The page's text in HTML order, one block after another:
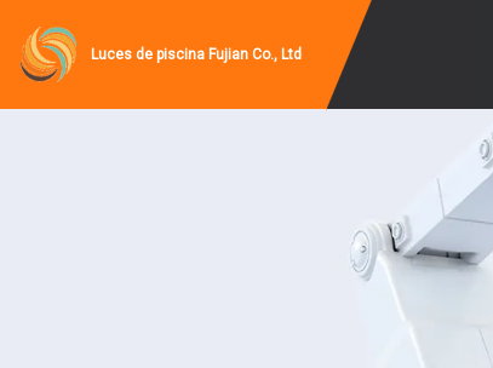
Luces de piscina Fujian Co., Ltd